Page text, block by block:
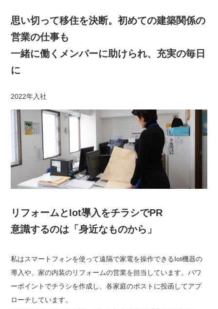
思い切って移住を決断。初めての建築関係の
営業の仕事も
一緒に働くメンバーに助けられ、充実の毎日
に
2022年入社
リフォームとIot導入をチラシでPR
意識するのは「身近なものから」
私はスマートフォンを使って遠隔で家電を操作できるIot機器の
導入や、家の内装のリフォームの営業を担当しています。パワ
ーポイントでチラシを作成し、各家庭のポストに投函してアプ
ローチしています。